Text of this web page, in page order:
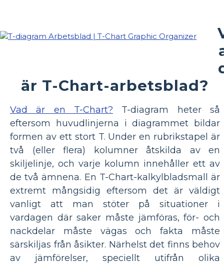
är T-Chart-arbetsblad?
Vad är en T-Chart? T-diagram heter så
eftersom huvudlinjerna i diagrammet bildar
formen av ett stort T. Under en rubrikstapel är
två (eller flera) kolumner åtskilda av en
skiljelinje, och varje kolumn innehåller ett av
de två ämnena. En T-Chart-kalkylbladsmall är
extremt mångsidig eftersom det är väldigt
vanligt att man stöter på situationer i
vardagen där saker måste jämföras, för- och
nackdelar måste vägas och fakta måste
särskiljas från åsikter. Närhelst det finns behov
av jämförelser, speciellt utifrån olika